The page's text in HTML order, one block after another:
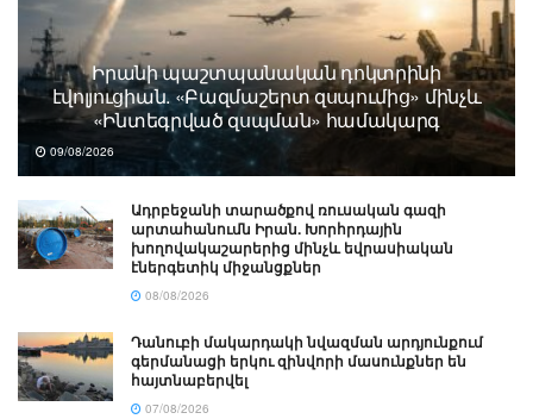
Իրանի պաշտպանական դոկտրինի
էվոլյուցիան. «Բազմաշերտ զսպումից» մինչև
«Ինտեգրված զսպման» համակարգ
09/08/2026
Ադրբեջանի տարածքով ռուսական գազի
արտահանումն Իրան. Խորհրդային
խողովակաշարերից մինչև եվրասիական
էներգետիկ միջանցքներ
08/08/2026
Դանուբի մակարդակի նվազման արդյունքում
գերմանացի երկու զինվորի մասունքներ են
հայտնաբերվել
07/08/2026